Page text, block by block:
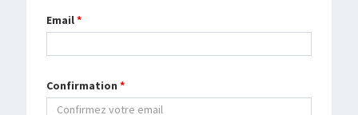
Email*
Confirmation *